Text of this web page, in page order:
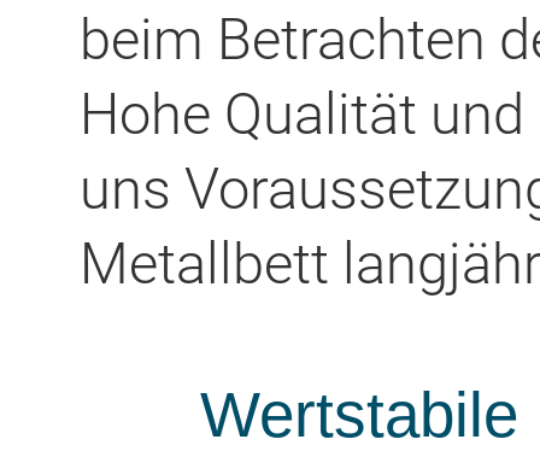
beim Betrachten
Hohe Qualität
uns
Metallbett
Wertstabile